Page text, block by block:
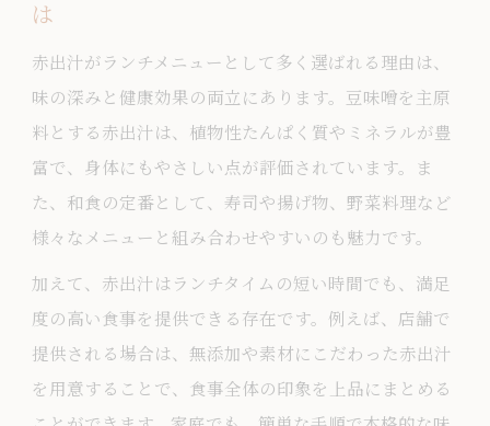
は
赤出汁がランチメニューとして多く選ばれる理由は、
味の深みと健康効果の両立にあります。豆味噌を主原
料とする赤出汁は、植物性たんぱく質やミネラルが豊
富で、身体にもやさしい点が評価されています。ま
た、和食の定番として、寿司や揚げ物、野菜料理など
様々なメニューと組み合わせやすいのも魅力です。
加えて、赤出汁はランチタイムの短い時間でも、満足
度の高い食事を提供できる存在です。例えば、店舗で
提供される場合は、無添加や素材にこだわった赤出汁
を用意することで、食事全体の印象を上品にまとめる